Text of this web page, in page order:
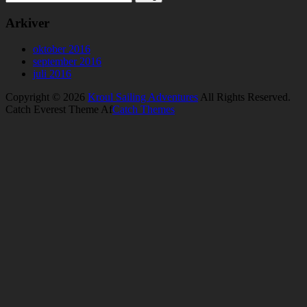
Arkiver
oktober 2016
september 2016
juli 2016
Copyright © 2026 Kroul Sailing Adventures All Rights Reserved.
Catch Everest Theme AfCatch Themes